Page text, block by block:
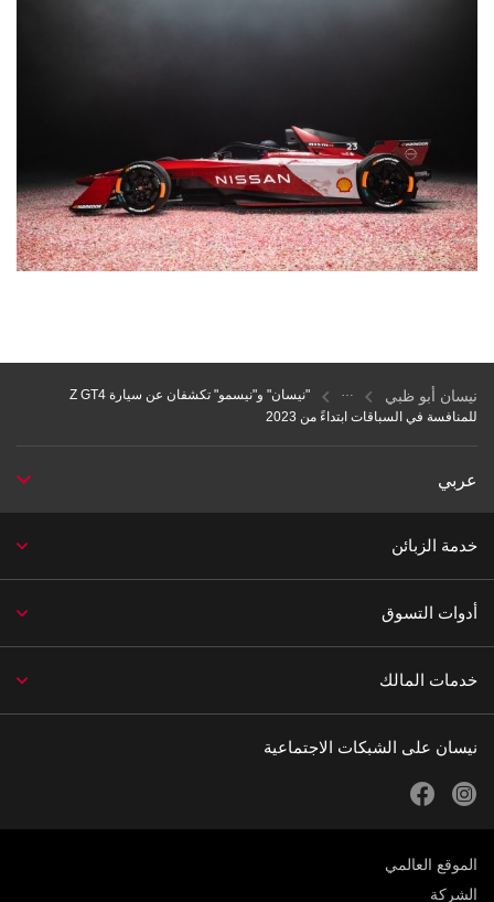
نيسان أبو ظبي
"نيسان" و"نيسمو" تكشفان عن سيارة Z GT4
للمنافسة في السباقات ابتداءً من 2023
عربي
G
E
ز
خدمة الزبائن
G
E
أدوات التسوق
G
د
خدمات المالك
نيسان على الشبكات الاجتماعية
instagram
الموقع العالمي
الشركة